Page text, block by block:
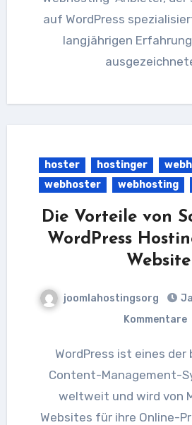
auf WordPress
langjährigen
hoster hostinger
webhoster
webhosting
Die Vorteile von
WordPress
Website
joomlahostingsorg
Kommentare
WordPress ist eines der beliebtesten
Content-Management-
weltweit und wird von
Websites für ihre Online-